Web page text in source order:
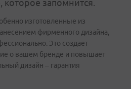
которое запомнится.
изготовленные из
фирменного дизайна,
Это создает
о вашем бренде и повышает
дизайн – гарантия